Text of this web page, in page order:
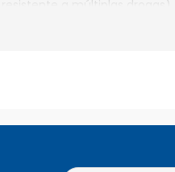
resistente a múltiplas drogas)
antibióticos: penicilina (MIC
Outros microrganismos